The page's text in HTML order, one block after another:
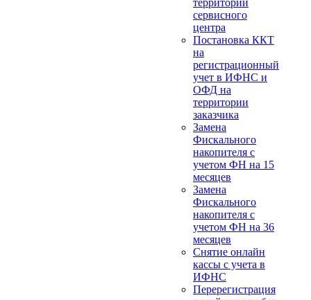
территории
сервисного
центра
Постановка ККТ
на
регистрационный
учет в ИФНС и
ОФД на
территории
заказчика
Замена
Фискального
накопителя с
учетом ФН на 15
месяцев
Замена
Фискального
накопителя с
учетом ФН на 36
месяцев
Снятие онлайн
кассы с учета в
ИФНС
Перерегистрация